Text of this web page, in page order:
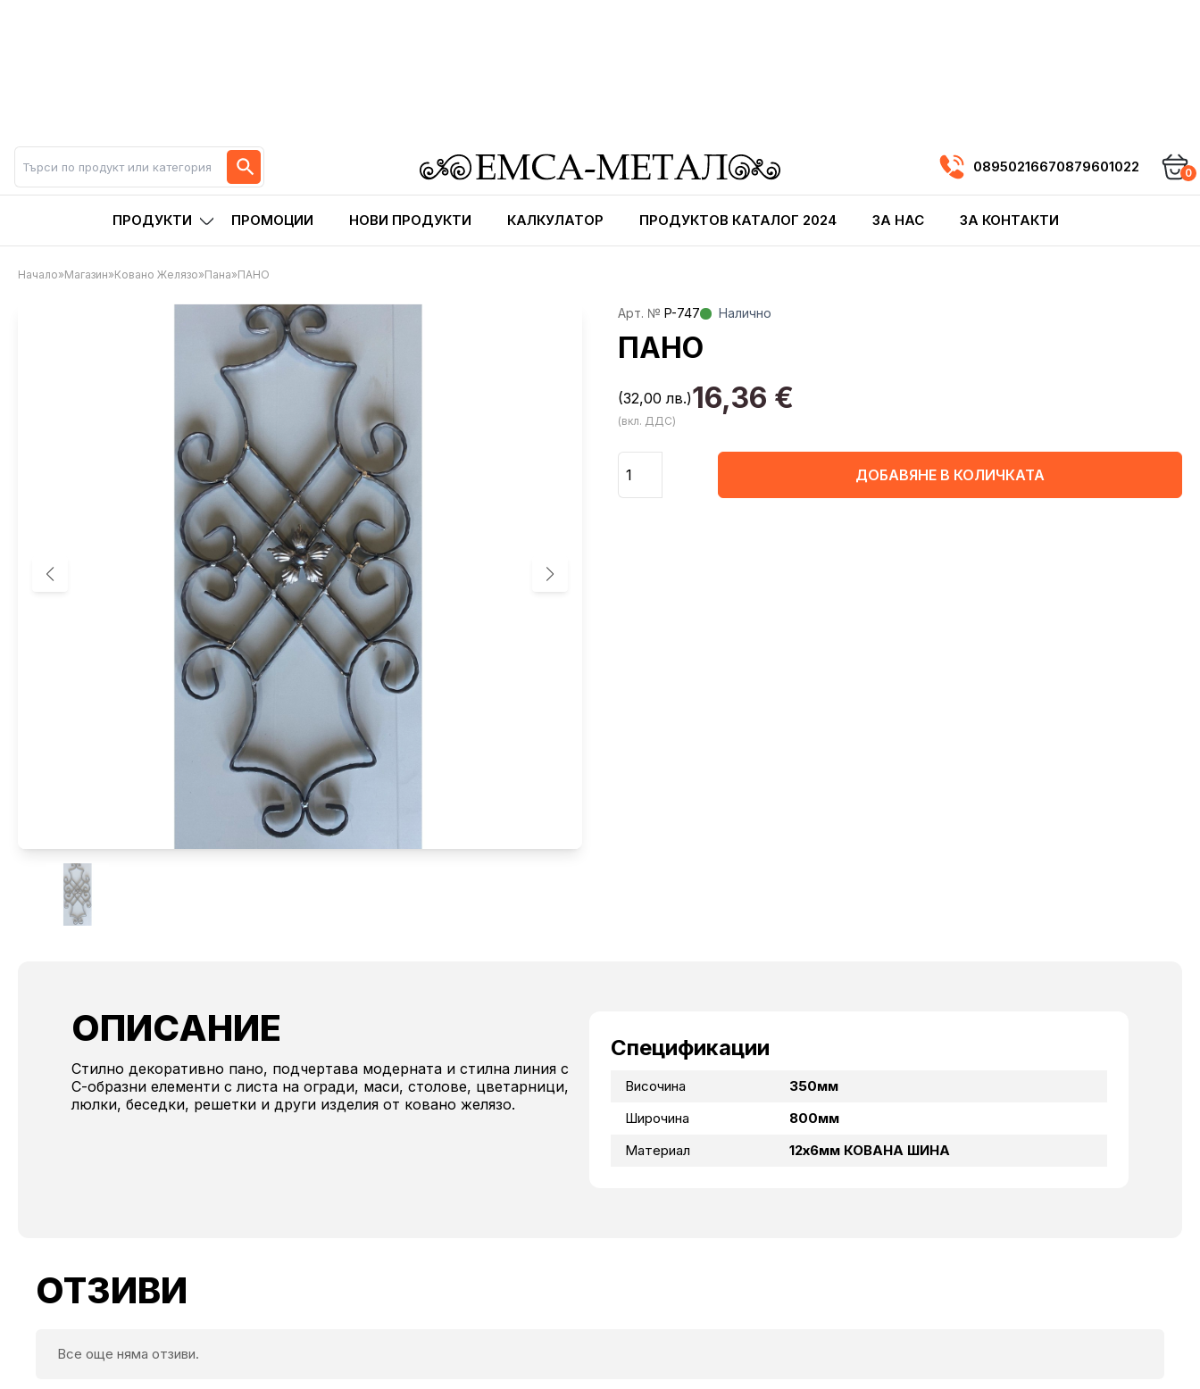
08950216670879601022 0
ПРОДУКТИ ПРОМОЦИИ НОВИ ПРОДУКТИ КАЛКУЛАТОР ПРОДУКТОВ КАТАЛОГ 2024 ЗА НАС ЗА КОНТАКТИ
Начало»Магазин»Ковано Желязо»Пана»ПАНО
Aрт. № P-747 Налично
ПАНО
16,36 €
(32,00 лв.)
(вкл. ДДС)
ДОБАВЯНЕ В КОЛИЧКАТА
ОПИСАНИЕ
Стилно декоративно пано, подчертава модерната и стилна линия с
С-образни елементи с листа на огради, маси, столове, цветарници,
люлки, беседки, решетки и други изделия от ковано желязо.
Спецификации
Височина
350мм
Широчина
800мм
Материал
12х6мм КОВАНА ШИНА
ОТЗИВИ
Все още няма отзиви.